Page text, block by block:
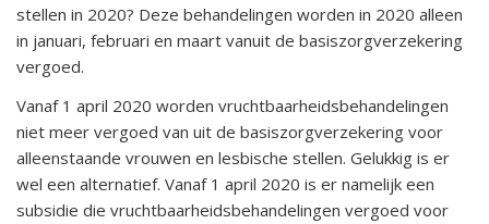
stellen in 2020? Deze behandelingen worden in 2020 alleen
in januari, februari en maart vanuit de basiszorgverzekering
vergoed.
Vanaf 1 april 2020 worden vruchtbaarheidsbehandelingen
niet meer vergoed van uit de basiszorgverzekering voor
alleenstaande vrouwen en lesbische stellen. Gelukkig is er
wel een alternatief. Vanaf 1 april 2020 is er namelijk een
subsidie die vruchtbaarheidsbehandelingen vergoed voor